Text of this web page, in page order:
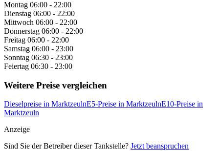
Montag 06:00 - 22:00
Dienstag 06:00 - 22:00
Mittwoch 06:00 - 22:00
Donnerstag 06:00 - 22:00
Freitag 06:00 - 22:00
Samstag 06:00 - 23:00
Sonntag 06:30 - 23:00
Feiertag 06:30 - 23:00
Weitere Preise vergleichen
Dieselpreise in MarktzeulnE5-Preise in MarktzeulnE10-Preise in
Marktzeuln
Anzeige
Sind Sie der Betreiber dieser Tankstelle? Jetzt beanspruchen